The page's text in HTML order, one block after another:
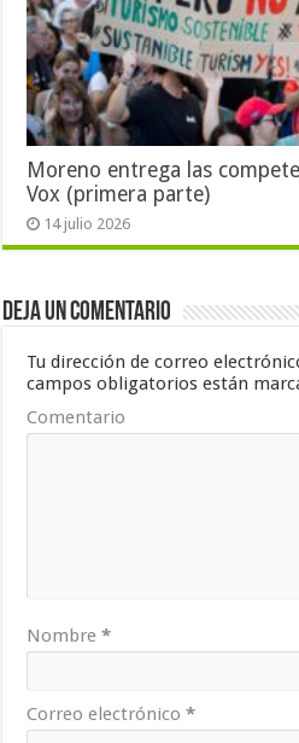
Moreno entrega las
Vox (primera parte)
14 julio 2026
Deja un comentario
Tu dirección de correo
campos obligatorios están
Comentario
Nombre*
Correo electrónico*